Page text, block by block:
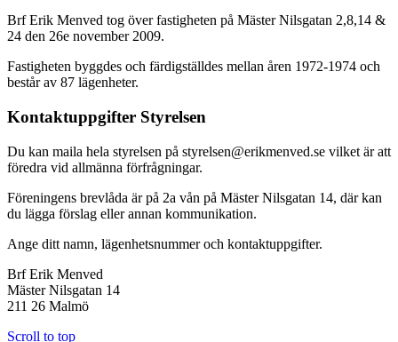
Brf Erik Menved tog över fastigheten på Mäster Nilsgatan 2,8,14 &
24 den 26e november 2009.
Fastigheten byggdes och färdigställdes mellan åren 1972-1974 och
består av 87 lägenheter.
Kontaktuppgifter Styrelsen
Du kan maila hela styrelsen på styrelsen@erikmenved.se vilket är att
föredra vid allmänna förfrågningar.
Föreningens brevlåda är på 2a vån på Mäster Nilsgatan 14, där kan
du lägga förslag eller annan kommunikation.
Ange ditt namn, lägenhetsnummer och kontaktuppgifter.
Brf Erik Menved
Mäster Nilsgatan 14
211 26 Malmö
Scroll to top